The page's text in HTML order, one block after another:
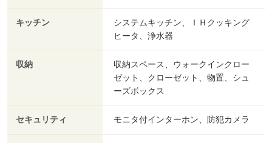
キッチン
システムキッチン、ＩＨクッキング
ヒータ、浄水器
収納
収納スペース、ウォークインクロー
ゼット、クローゼット、物置、シュ
ーズボックス
セキュリティ モニタ付インターホン、防犯カメラ